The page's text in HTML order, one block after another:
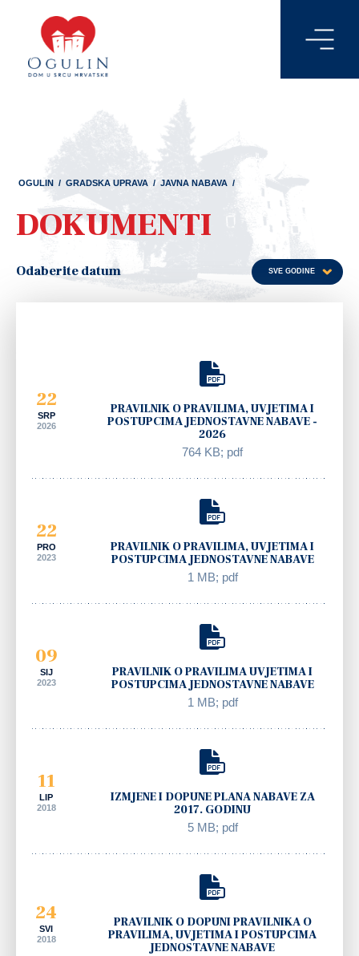
OGULIN / GRADSKA UPRAVA / JAVNA NABAVA /
DOKUMENTI
Odaberite datum SVE GODINE
22
SRP
2026
PRAVILNIK O PRAVILIMA, UVJETIMA I
POSTUPCIMA JEDNOSTAVNE NABAVE -
2026
764 KB; pdf
22
PRO
2023
PRAVILNIK O PRAVILIMA, UVJETIMA I
POSTUPCIMA JEDNOSTAVNE NABAVE
1 MB; pdf
09
SIJ
2023
PRAVILNIK O PRAVILIMA UVJETIMA I
POSTUPCIMA JEDNOSTAVNE NABAVE
1 MB; pdf
11
LIP
2018
IZMJENE I DOPUNE PLANA NABAVE ZA
2017. GODINU
5 MB; pdf
24
SVI
2018
PRAVILNIK O DOPUNI PRAVILNIKA O
PRAVILIMA, UVJETIMA I POSTUPCIMA
JEDNOSTAVNE NABAVE